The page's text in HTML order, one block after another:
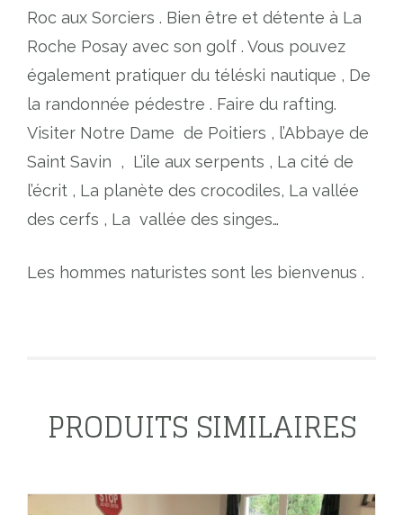
Roc aux Sorciers . Bien être et détente à La
Roche Posay avec son golf . Vous pouvez
également pratiquer du téléski nautique , De
la randonnée pédestre . Faire du rafting.
Visiter Notre Dame de Poitiers , l’Abbaye de
Saint Savin , L’ile aux serpents , La cité de
l’écrit , La planète des crocodiles, La vallée
des cerfs , La vallée des singes…
Les hommes naturistes sont les bienvenus .
PRODUITS SIMILAIRES